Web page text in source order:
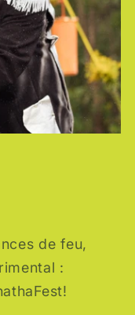
de feu,
: